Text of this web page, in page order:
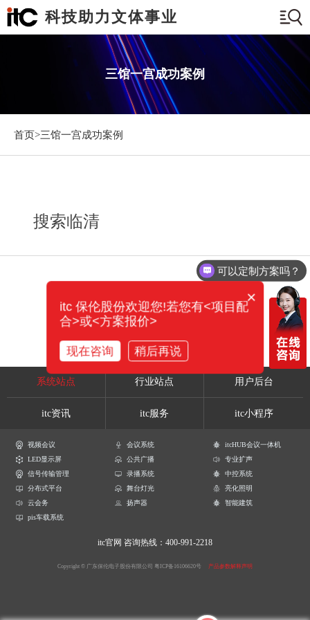
科技助力文体事业
三馆一宫成功案例
首页>三馆一宫成功案例
搜索临清
系统站点 行业站点 用户后台
itc资讯 itc服务 itc小程序
视频会议 会议系统
itcHUB会议一体机
LED显示屏
公共广播
专业扩声
信号传输管理
录播系统
中控系统
分布式平台
舞台灯光
亮化照明
云会务
扬声器
智能建筑
pis车载系统
itc官网 咨询热线：400-991-2218
Copyright © 广东保伦电子股份有限公司 粤ICP备16106620号 产品参数解释声明
可以定制方案吗？
×
itc 保伦股份欢迎您!若您有<项目配
合>或<方案报价>
现在咨询 稍后再说